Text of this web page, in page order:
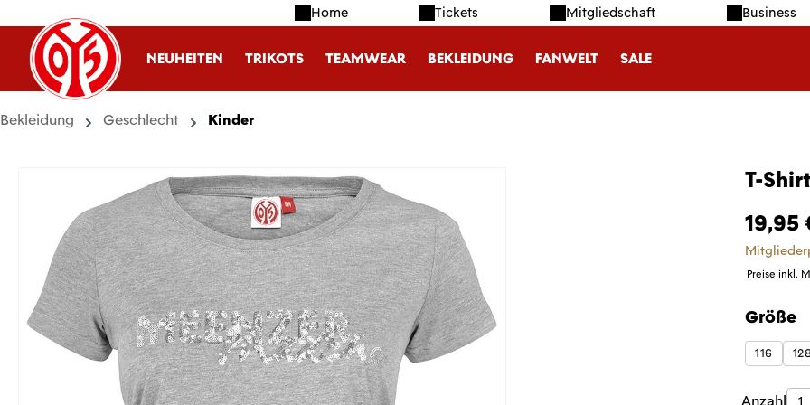
Hauptinhalt springen
Zur Suche springen
Zur Hauptnavigation springen Home Tickets Mitgliedschaft Business
NEUHEITEN TRIKOTS TEAMWEAR BEKLEIDUNG FANWELT SALE
Bekleidung Geschlecht Kinder
T-
19,95
Preise inkl.
Größe
116
Anzahl